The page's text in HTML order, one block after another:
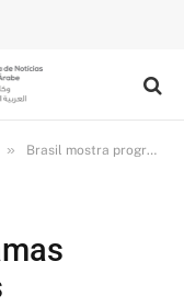
» Brasil mostra programas sociais aos egípcios